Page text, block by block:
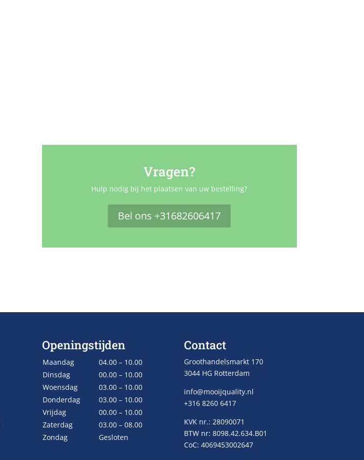
Vragen?
Hulp nodig bij het plaatsen van uw bestelling?
Bel ons +31682606417
Openingstijden
Maandag
04.00 – 10.00
Dinsdag
00.00 – 10.00
Woensdag
03.00 – 10.00
Donderdag
03.00 – 10.00
Vrijdag
00.00 – 10.00
Zaterdag
03.00 – 08.00
Zondag
Gesloten
Contact
Groothandelsmarkt 170
3044 HG Rotterdam
info@mooijquality.nl
+316 8260 6417
KVK nr.: 28090071
BTW nr: 8098.42.634.B01
CoC: 4069453002647